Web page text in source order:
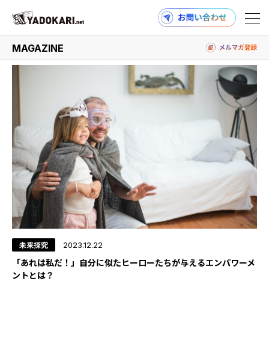
商品検索 読みもの検索
PRODUCTS
MAGAZINE
MAGAZINE
#エンパワーメント
未来探究 2023.12.22
「あれは私だ！」自分に似たヒーローたちが与えるエンパワーメ
ントとは？